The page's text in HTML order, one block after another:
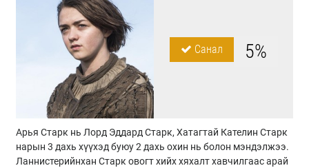
Санал 5%
Арья Старк нь Лорд Эддард Старк, Хатагтай Кателин Старк
нарын 3 дахь хүүхэд буюу 2 дахь охин нь болон мэндэлжээ.
Ланнистерийнхан Старк овогт хийх хяхалт хавчилгаас арай